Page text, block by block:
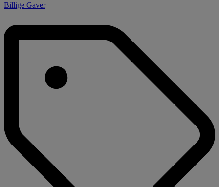
Billige Gaver